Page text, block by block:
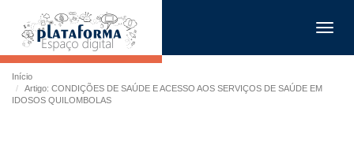
Início
Artigo: CONDIÇÕES DE SAÚDE E ACESSO AOS SERVIÇOS DE SAÚDE EM
IDOSOS QUILOMBOLAS